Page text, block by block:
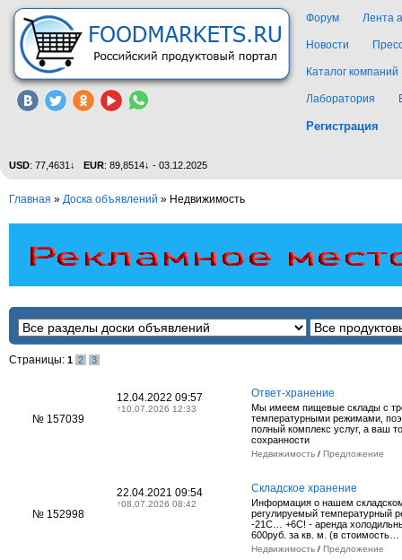
Форум Лента
Новости
Каталог компаний
Лаборатория
Регистрация
USD: 77,4631↓ EUR: 89,8514↓ - 03.12.2025
Главная » Доска объявлений » Недвижимость
Страницы: 1 2 3
№ 157039
12.04.2022 09:57
↑10.07.2026 12:33
Ответ-хранение
Мы имеем пищевые склады с
температурными режимами,
полный комплекс услуг, а ваш
сохранности
Недвижимость / Предложение
№ 152998
22.04.2021 09:54
↑08.07.2026 08:42
Складское хранение
Информация о нашем
регулируемый температурный
-21С… +6С! - аренда
600руб. за кв. м. (в стоимость…
Недвижимость / Предложение